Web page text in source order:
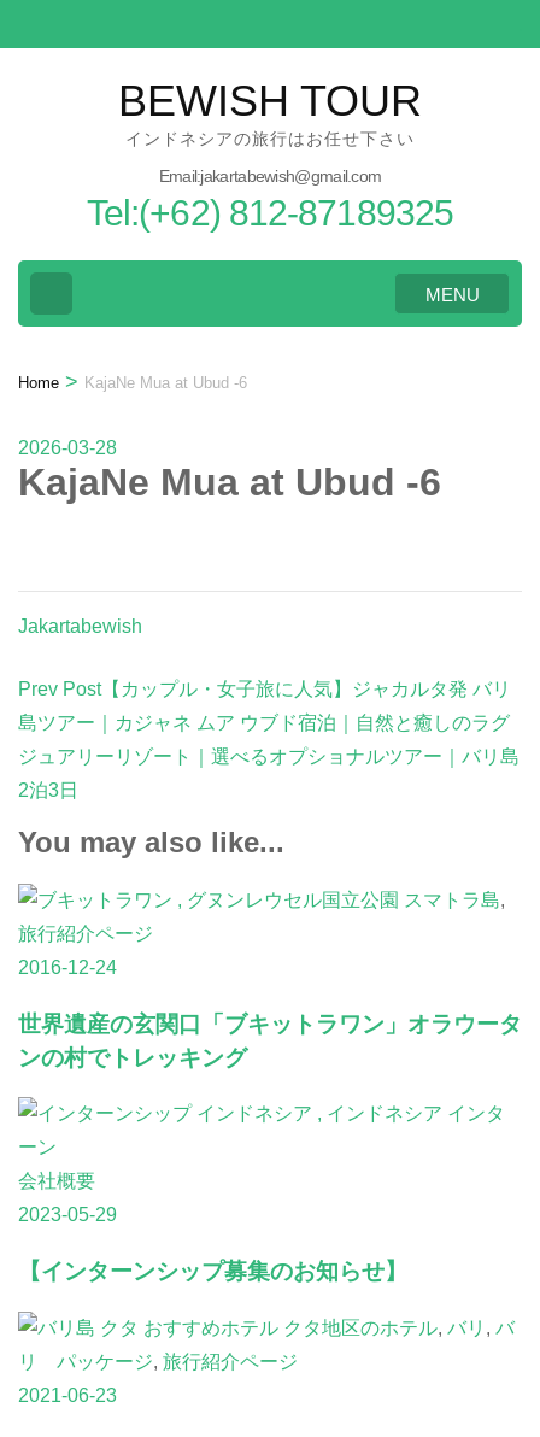
to
BEWISH TOUR
インドネシアの旅行はお任せ下さい
Email:jakartabewish@gmail.com
Tel:(+62) 812-87189325
MENU
Home > KajaNe Mua at Ubud -6
2026-03-28
KajaNe Mua at Ubud -6
Jakartabewish
Post
Navigation
Prev Post【カップル・女子旅に人気】ジャカルタ発 バリ
島ツアー｜カジャネ ムア ウブド宿泊｜自然と癒しのラグ
ジュアリーリゾート｜選べるオプショナルツアー｜バリ島
2泊3日
You may also like...
スマトラ島,
旅行紹介ページ
2016-12-24
世界遺産の玄関口「ブキットラワン」オラウータ
ンの村でトレッキング
会社概要
2023-05-29
【インターンシップ募集のお知らせ】
クタ地区のホテル, バリ , バ
リ パッケージ, 旅行紹介ページ
2021-06-23